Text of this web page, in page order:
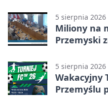
5 sierpnia 2026
Miliony na
Przemyski
5 sierpnia 2026
Wakacyjny
Przemyślu